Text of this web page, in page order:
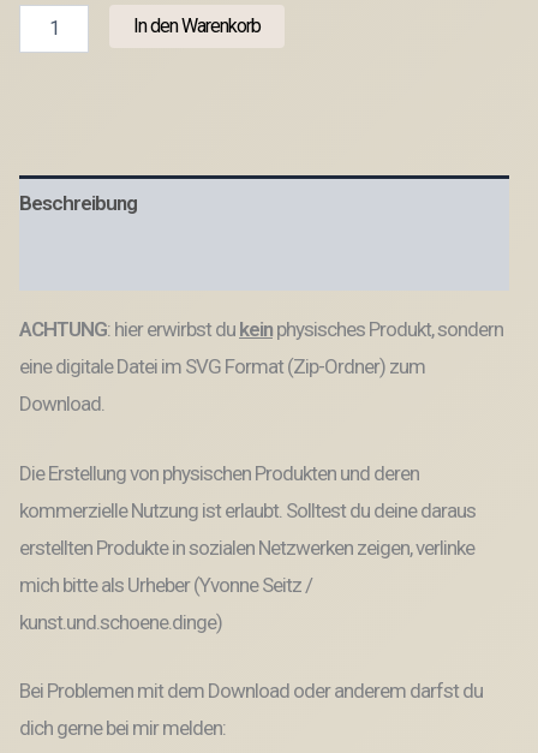
Laserdatei
weather
Etiketten
In den Warenkorb
Beschreibung
ACHTUNG: hier erwirbst du kein physisches Produkt, sondern
eine digitale Datei im SVG Format (Zip-Ordner) zum
Download.
Die Erstellung von physischen Produkten und deren
kommerzielle Nutzung ist erlaubt. Solltest du deine daraus
erstellten Produkte in sozialen Netzwerken zeigen, verlinke
mich bitte als Urheber (Yvonne Seitz /
kunst.und.schoene.dinge)
Bei Problemen mit dem Download oder anderem darfst du
dich gerne bei mir melden: